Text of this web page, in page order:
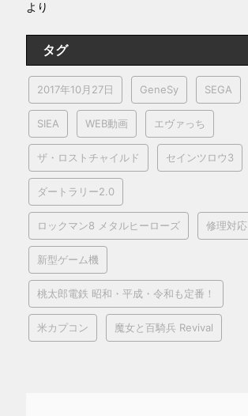
より
タグ
2017年10月27日 GeneSy SEGA
SIEA WEB動画 エヴァっち
ザ・ロストチャイルド セインツロウ3
ダートラリー2.0
ロックマン8 メタルヒーローズ 修理対応
新型ゲーム機
桃太郎電鉄 昭和・平成・令和も定番！
米カプコン 魔女と百騎兵 Revival